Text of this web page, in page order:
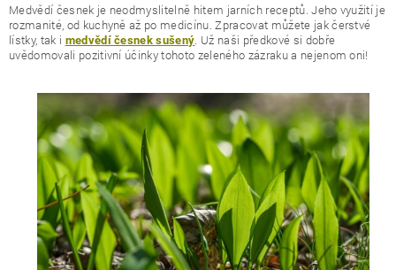
Medvědí česnek je neodmyslitelně hitem jarních receptů. Jeho využití je
rozmanité, od kuchyně až po medicínu. Zpracovat můžete jak čerstvé
lístky, tak i medvědí česnek sušený. Už naši předkové si dobře
uvědomovali pozitivní účinky tohoto zeleného zázraku a nejenom oni!